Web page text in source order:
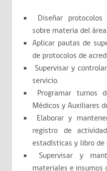
Diseñar
sobre materia del área.
Aplicar pautas de
de protocolos de
Supervisar y
servicio.
Programar turnos
Médicos y Auxiliares
Elaborar y
registro de
estadísticas y libro de
Supervisar y
materiales e insumos